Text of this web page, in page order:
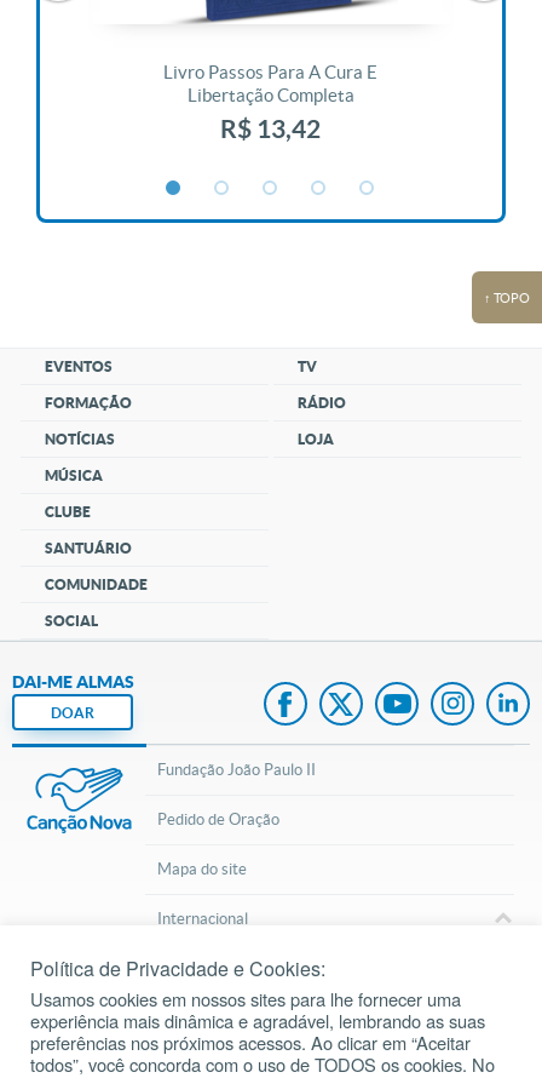
Livro Passos Para A Cura E
Libertação Completa
R$ 13,42
↑ TOPO
EVENTOS
FORMAÇÃO
NOTÍCIAS
MÚSICA
CLUBE
SANTUÁRIO
COMUNIDADE
SOCIAL
TV
RÁDIO
LOJA
DAI-ME ALMAS
DOAR
Fundação João Paulo II
Pedido de Oração
Mapa do site
Internacional
cancaonova.com © 2002 – 2026Todos os direitos reservados.
Política de Privacidade e Cookies:
Usamos cookies em nossos sites para lhe fornecer uma
experiência mais dinâmica e agradável, lembrando as suas
preferências nos próximos acessos. Ao clicar em “Aceitar
todos”, você concorda com o uso de TODOS os cookies. No